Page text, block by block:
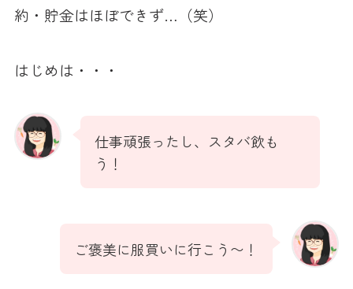
約・貯金はほぼできず…（笑）
はじめは・・・
仕事頑張ったし、スタバ飲も
う！
ご褒美に服買いに行こう〜！